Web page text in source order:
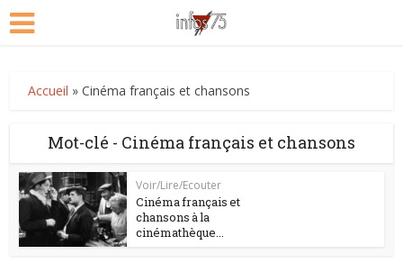
Accueil »Cinéma français et chansons
Mot-clé - Cinéma français et chansons
Voir/Lire/Ecouter
Cinéma français et
chansons à la
cinémathèque...